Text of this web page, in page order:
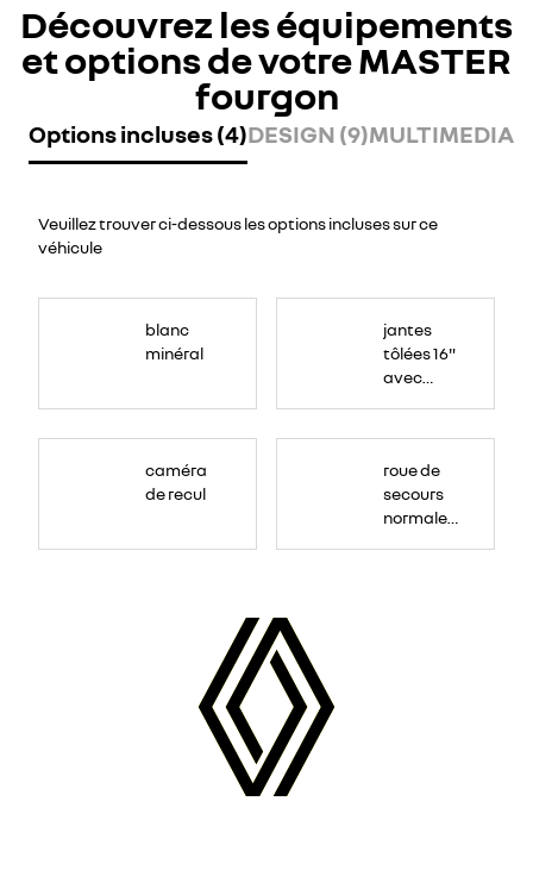
Découvrez les équipements
et options de votre MASTER
fourgon
Options incluses (4)DESIGN (9)MULTIMEDIA
Veuillez trouver ci-dessous les options incluses sur ce
véhicule
blanc
minéral
jantes
tôlées 16"
avec
caméra
de recul
roue de
secours
normale